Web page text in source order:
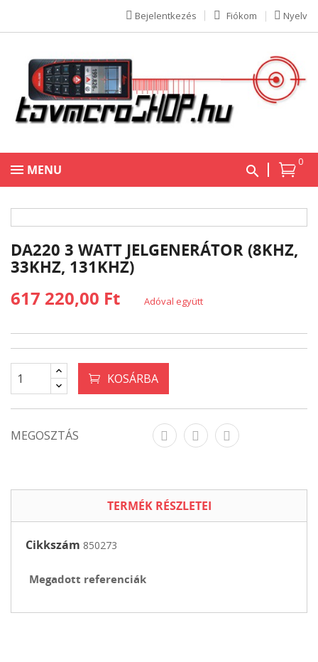
Nyelv
Fiókom
Bejelentkezés
0
MENU
DA220 3 WATT JELGENERÁTOR (8KHZ,
33KHZ, 131KHZ)
617 220,00 Ft Adóval együtt
KOSÁRBA
MEGOSZTÁS
TERMÉK RÉSZLETEI
Cikkszám 850273
Megadott referenciák